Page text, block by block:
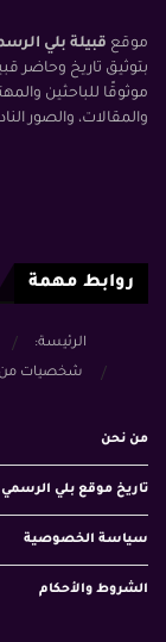
موقع قبيلة بلي
بتوثيق تاريخ وحاضر
موثوقًا للباحثين
والمقالات، والصور
روابط مهمة
الرئيسة:
شخصيات من
من نحن
تاريخ موقع بلي الرسمي
سياسة الخصوصية
الشروط والأحكام